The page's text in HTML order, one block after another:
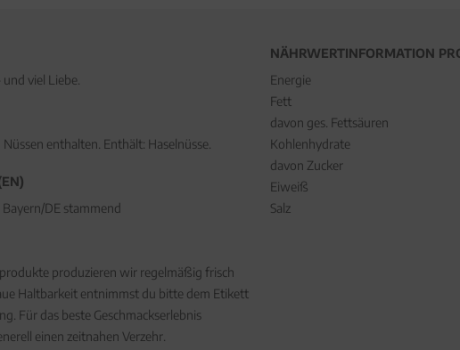
viel Liebe.
enthalten. Enthält: Haselnüsse.
DE stammend
produzieren wir regelmäßig frisch
Haltbarkeit entnimmst du bitte dem Etikett
Für das beste Geschmackserlebnis
einen zeitnahen Verzehr.
NÄHRWERTINFORMATION
Energie
Fett
davon ges. Fettsäuren
Kohlenhydrate
davon Zucker
Eiweiß
Salz